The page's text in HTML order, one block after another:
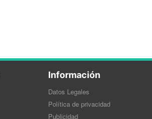
Información
Datos Legales
Política de privacidad
Publicidad